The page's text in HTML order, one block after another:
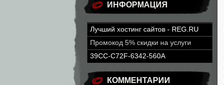
ИНФОРМАЦИЯ
Лучший хостинг сайтов - REG.RU
Промокод 5% скидки на услуги
39CC-C72F-6342-560A
КОММЕНТАРИИ